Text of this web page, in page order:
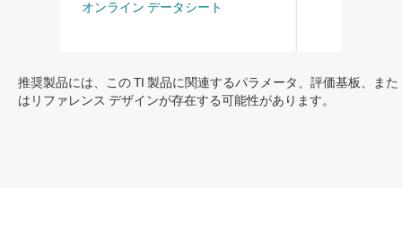
推奨製品には、この TI 製品に関連するパラメータ、評価基板、また
はリファレンス デザインが存在する可能性があります。